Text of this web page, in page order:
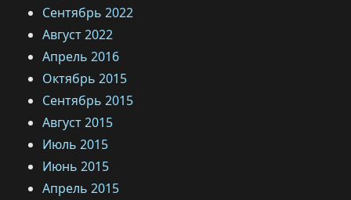
Сентябрь 2022
Август 2022
Апрель 2016
Октябрь 2015
Сентябрь 2015
Август 2015
Июль 2015
Июнь 2015
Апрель 2015